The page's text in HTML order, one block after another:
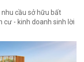
cầu sở hữu bất
cư - kinh doanh sinh lời